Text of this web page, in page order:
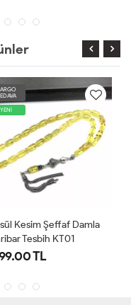
YENİ
Kesim Şeffaf Damla
Tesbih KT01
TL